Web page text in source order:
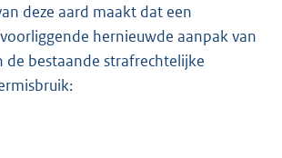
deze aard maakt dat een
hernieuwde aanpak van
de bestaande strafrechtelijke